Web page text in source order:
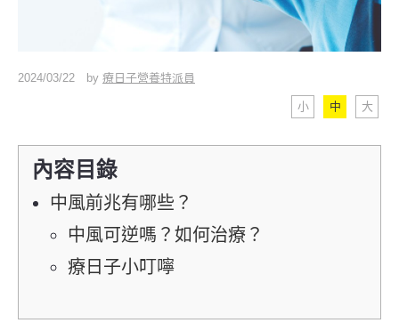
2024/03/22 by 療日子營養特派員
小 中 大
內容目錄
中風前兆有哪些？
中風可逆嗎？如何治療？
療日子小叮嚀